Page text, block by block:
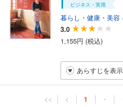
ビジネス・実用
暮らし・健康・美容
3.0
1,155円 (税込)
あらすじを表
<< < 1 ・